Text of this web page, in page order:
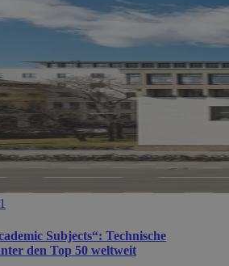
Subjects“: Technische
den Top 50 weltweit